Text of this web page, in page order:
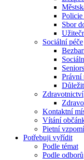
Policie
Sbor
Sociální péče
Právní
Zdravotnictví
Kontaktní
Vítání
Pietní
Potřebuji vyřídit
Podle témat
Podle odborů